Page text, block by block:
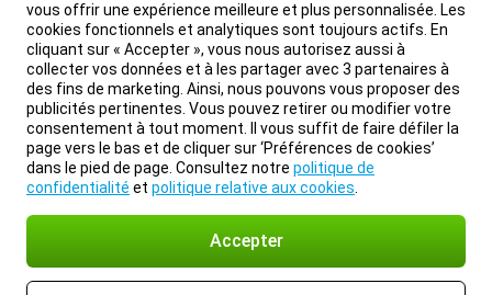
vous offrir une expérience meilleure et plus personnalisée. Les
cookies fonctionnels et analytiques sont toujours actifs. En
cliquant sur « Accepter », vous nous autorisez aussi à
collecter vos données et à les partager avec 3 partenaires à
des fins de marketing. Ainsi, nous pouvons vous proposer des
publicités pertinentes. Vous pouvez retirer ou modifier votre
consentement à tout moment. Il vous suffit de faire défiler la
page vers le bas et de cliquer sur ‘Préférences de cookies’
dans le pied de page. Consultez notre politique de
confidentialité et politique relative aux cookies
Accepter